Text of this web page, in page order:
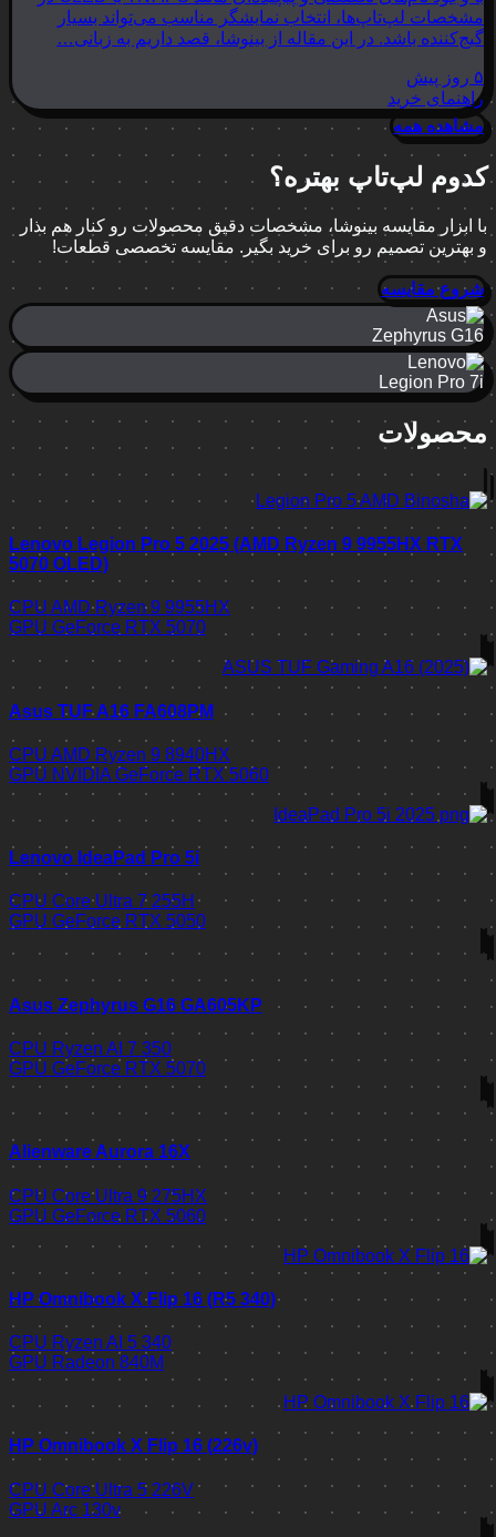
مشخصات لپ‌تاپ‌ها، انتخاب نمایشگر مناسب می‌تواند بسیار
گیج‌کننده باشد. در این مقاله از بینوشا، قصد داریم به زبانی…
۵ روز پیش
راهنمای خرید
مشاهده همه
کدوم لپ‌تاپ بهتره؟
با ابزار مقایسه بینوشا، مشخصات دقیق محصولات رو کنار هم بذار
و بهترین تصمیم رو برای خرید بگیر. مقایسه تخصصی قطعات!
شروع مقایسه
Zephyrus G16
Legion Pro 7i
محصولات
Lenovo Legion Pro 5 2025 (AMD Ryzen 9 9955HX RTX
5070 OLED)
CPU AMD Ryzen 9 9955HX
GPU GeForce RTX 5070
Asus TUF A16 FA608PM
CPU AMD Ryzen 9 8940HX
GPU NVIDIA GeForce RTX 5060
Lenovo IdeaPad Pro 5i
CPU Core Ultra 7 255H
GPU GeForce RTX 5050
Asus Zephyrus G16 GA605KP
CPU Ryzen AI 7 350
GPU GeForce RTX 5070
Alienware Aurora 16X
CPU Core Ultra 9 275HX
GPU GeForce RTX 5060
HP Omnibook X Flip 16 (R5 340)
CPU Ryzen AI 5 340
GPU Radeon 840M
HP Omnibook X Flip 16 (226v)
CPU Core Ultra 5 226V
GPU Arc 130v